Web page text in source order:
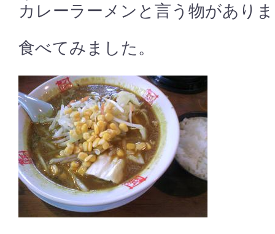
カレーラーメンと言う物があり
食べてみました。